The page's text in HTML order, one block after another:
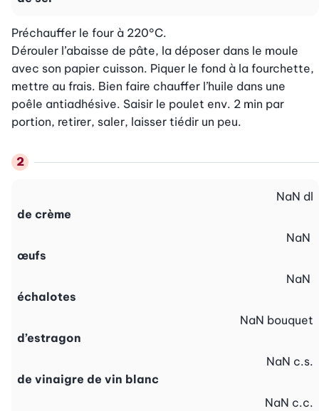
Préchauffer le four à 220°C.
Dérouler l’abaisse de pâte, la déposer dans le moule
avec son papier cuisson. Piquer le fond à la fourchette,
mettre au frais. Bien faire chauffer l’huile dans une
poêle antiadhésive. Saisir le poulet env. 2 min par
portion, retirer, saler, laisser tiédir un peu.
de crème
NaN dl
œufs
NaN
échalotes
NaN
d’estragon
NaN bouquet
de vinaigre de vin blanc
NaN c.s.
NaN c.c.